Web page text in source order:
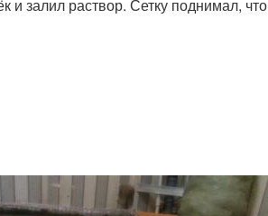
и залил раствор. Сетку поднимал,